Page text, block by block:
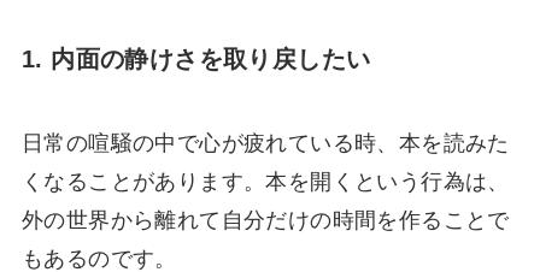
1. 内面の静けさを取り戻したい
日常の喧騒の中で心が疲れている時、本を読みた
くなることがあります。本を開くという行為は、
外の世界から離れて自分だけの時間を作ることで
もあるのです。